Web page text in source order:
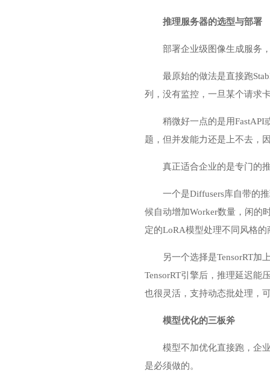
推理服务器的选型与部署
部署企业级图像生成服务
最原始的做法是直接跑
列，没有监控，一旦某个请求
稍微好一点的是用
题，但并发能力还是上不去，
真正适合企业的是专门的
一个是Diffusers库自带的
候自动增加Worker数量，闲的
定的LoRA模型处理不同风格
另一个选择是TensorRT加
TensorRT引擎后，推理延迟能
也很灵活，支持动态批处理，
模型优化的三板斧
模型不加优化直接跑，企
是必须做的。